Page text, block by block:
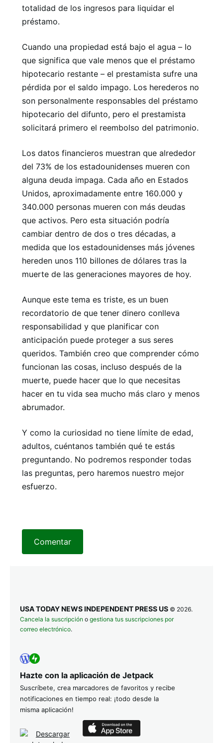
totalidad de los ingresos para liquidar el
préstamo.
Cuando una propiedad está bajo el agua – lo
que significa que vale menos que el préstamo
hipotecario restante – el prestamista sufre una
pérdida por el saldo impago. Los herederos no
son personalmente responsables del préstamo
hipotecario del difunto, pero el prestamista
solicitará primero el reembolso del patrimonio.
Los datos financieros muestran que alrededor
del 73% de los estadounidenses mueren con
alguna deuda impaga. Cada año en Estados
Unidos, aproximadamente entre 160.000 y
340.000 personas mueren con más deudas
que activos. Pero esta situación podría
cambiar dentro de dos o tres décadas, a
medida que los estadounidenses más jóvenes
hereden unos 110 billones de dólares tras la
muerte de las generaciones mayores de hoy.
Aunque este tema es triste, es un buen
recordatorio de que tener dinero conlleva
responsabilidad y que planificar con
anticipación puede proteger a sus seres
queridos. También creo que comprender cómo
funcionan las cosas, incluso después de la
muerte, puede hacer que lo que necesitas
hacer en tu vida sea mucho más claro y menos
abrumador.
Y como la curiosidad no tiene límite de edad,
adultos, cuéntanos también qué te estás
preguntando. No podremos responder todas
las preguntas, pero haremos nuestro mejor
esfuerzo.
Comentar
USA TODAY NEWS INDEPENDENT PRESS US © 2026.
Cancela la suscripción o gestiona tus suscripciones por
correo electrónico.
Hazte con la aplicación de Jetpack
Suscríbete, crea marcadores de favoritos y recibe
notificaciones en tiempo real: ¡todo desde la
misma aplicación!